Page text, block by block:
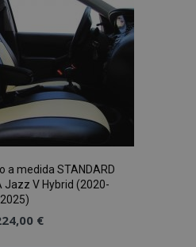
de
Deseos
a medida STANDARD
Jazz V Hybrid (2020-
2025)
€